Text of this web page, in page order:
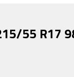
55 R17